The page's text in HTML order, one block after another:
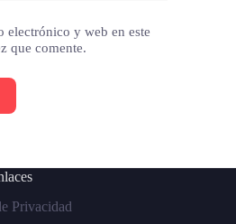
electrónico y web en este
que comente.
Privacidad